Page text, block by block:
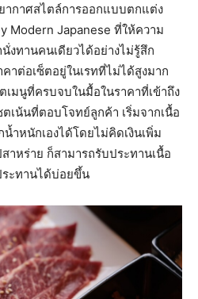
ากาศสไตล์การออกแบบตกแต่ง
Modern Japanese ที่ให้ความ
งทานคนเดียวได้อย่างไม่รู้สึก
าต่อเซ็ตอยู่ในเรทที่ไม่ได้สูงมาก
เมนูที่ครบจบในมื้อในราคาที่เข้าถึง
เน้นที่ตอบโจทย์ลูกค้า เริ่มจากเนื้อ
ำหนักเองได้โดยไม่คิดเงินเพิ่ม
าหร่าย ก็สามารถรับประทานเนื้อ
ระทานได้บ่อยขึ้น